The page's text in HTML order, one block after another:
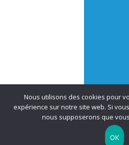
Nous utilisons des cookies pour
expérience sur notre site web. Si
nous supposerons que
OK